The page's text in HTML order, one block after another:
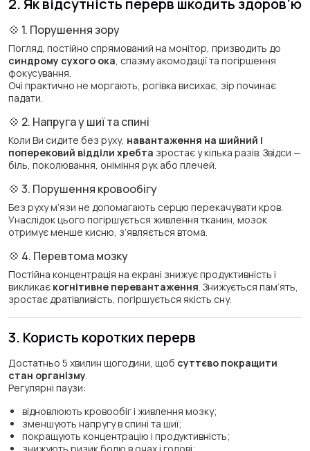
💠 1. Порушення зору
Погляд, постійно спрямований на монітор, призводить до
синдрому сухого ока , спазму акомодації та погіршення
фокусування.
Очі практично не моргають, рогівка висихає, зір починає
падати.
💠 2. Напруга у шиї та спині
Коли Ви сидите без руху, навантаження на шийний і
поперековий відділи хребта зростає у кілька разів. Звідси —
біль, поколювання, оніміння рук або плечей.
💠 3. Порушення кровообігу
Без руху м’язи не допомагають серцю перекачувати кров.
Унаслідок цього погіршується живлення тканин, мозок
отримує менше кисню, з’являється втома.
💠 4. Перевтома мозку
Постійна концентрація на екрані знижує продуктивність і
викликає когнітивне перевантаження . Знижується пам’ять,
зростає дратівливість, погіршується якість сну.
3. Користь коротких перерв
Достатньо 5 хвилин щогодини, щоб суттєво покращити
стан організму
Регулярні паузи:
відновлюють кровообіг і живлення мозку;
зменшують напругу в спині та шиї;
покращують концентрацію і продуктивність;
знижують ризик болю в очах і голові;